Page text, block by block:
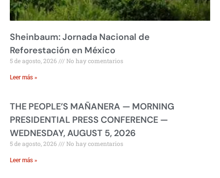
Sheinbaum: Jornada Nacional de
Reforestación en México
5 de agosto, 2026 No hay comentarios
Leer más »
THE PEOPLE’S MAÑANERA — MORNING
PRESIDENTIAL PRESS CONFERENCE —
WEDNESDAY, AUGUST 5, 2026
5 de agosto, 2026 No hay comentarios
Leer más »